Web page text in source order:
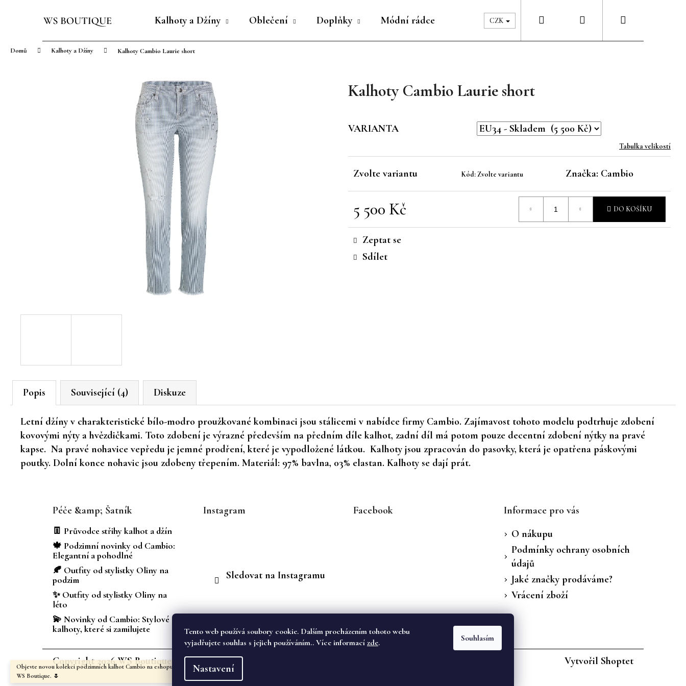
Tento web používá soubory cookie. Dalším procházením tohoto webu
vyjadřujete souhlas s jejich používáním.. Více informací zde.
Nastavení
Souhlasím
Objevte novou kolekci podzimních kalhot Cambio na eshopu i v kamenném obchodě
WS Boutique. 🌷
Kalhoty a Džíny Oblečení Doplňky Módní rádce Péče & Šatník Kontakty
CZK Přihlášení
Domů Kalhoty a Džíny Kalhoty Cambio Laurie short
Kalhoty Cambio Laurie short
VARIANTA
Tabulka velikostí
Zvolte variantu Kód: Zvolte variantu Značka: Cambio
5 500 Kč
Měrná
cena:
DO KOŠÍKU
Zeptat se
Sdílet
Popis Související (4) Diskuze
Letní džíny v charakteristické bílo-modro proužkované kombinaci jsou stálicemi v nabídce firmy Cambio. Zajímavost tohoto modelu podtrhuje zdobení
kovovými nýty a hvězdičkami. Toto zdobení je výrazné především na předním díle kalhot, zadní díl má potom pouze decentní zdobení nýtky na pravé
kapse. Na pravé nohavice vepředu je jemné prodření, které je vypodložené látkou. Kalhoty jsou zpracován do pasovky, která je opatřena páskovými
poutky. Dolní konce nohavic jsou zdobeny třepením. Materiál: 97% bavlna, 03% elastan. Kalhoty se dají prát.
Zpět
obchodu
Zpět
obchodu
HLEDAT
Péče &amp; Šatník
👖 Průvodce střihy kalhot a džín
🍁 Podzimní novinky od Cambio:
Elegantní a pohodlné
🍂 Outfity od stylistky Oliny na
podzim
✨ Outfity od stylistky Oliny na
léto
💫 Novinky od Cambio: Stylové
kalhoty, které si zamilujete
Instagram
Sledovat na Instagramu
Facebook
Informace pro vás
O nákupu
Podmínky ochrany osobních
údajů
Jaké značky prodáváme?
Vrácení zboží
Vytvořil Shoptet
Copyright 2026WS Boutique. Všechna práva vyhrazena.